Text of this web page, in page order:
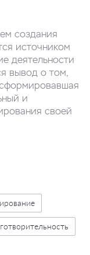
создания
источником
деятельности
вывод о том,
и
своей